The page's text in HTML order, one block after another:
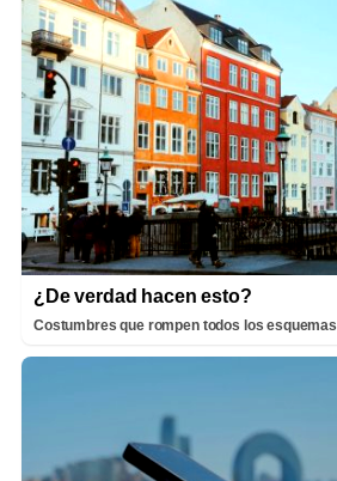
¿De verdad hacen esto?
Costumbres que rompen todos los esquemas